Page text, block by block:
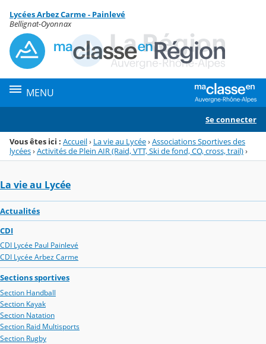
Menu de la rubrique
Contenu
Lycées Arbez Carme - Painlevé
Bellignat-Oyonnax
MENU
Se connecter
Vous êtes ici : Accueil› La vie au Lycée›Associations Sportives des
lycées›Activités de Plein AIR (Raid, VTT, Ski de fond, CO, cross, trail)›
La vie au Lycée
Actualités
CDI
CDI Lycée Paul Painlevé
CDI Lycée Arbez Carme
Sections sportives
Section Handball
Section Kayak
Section Natation
Section Raid Multisports
Section Rugby